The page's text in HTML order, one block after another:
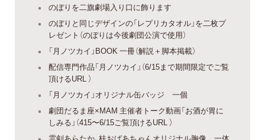
のぼりを二旗劇場入り口に飾ります
のぼりと同じデザインの「レプリカタオル」を二枚プ
レゼント（のぼりは今後劇団公演で使用）
「月ノツカイ」BOOK 一冊（解説＋脚本掲載）
配信専門作品「月ノツカイ」（6/15まで期間限定でご覧
頂けるURL ）
「月ノツカイ」オリジナル缶バッジ 一個
劇団だるま座×MAM 主催者トーク動画「お酒が胃に
しみる」（415〜6/15ご覧頂けるURL ）
霊剣あらたか、桂おばあちゃんオリジナル胸像 一体